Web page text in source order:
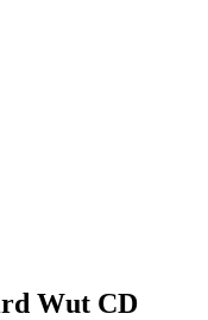
Wut CD